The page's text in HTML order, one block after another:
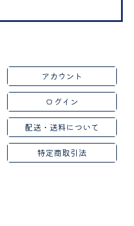
アカウント
ログイン
配送・送料について
特定商取引法